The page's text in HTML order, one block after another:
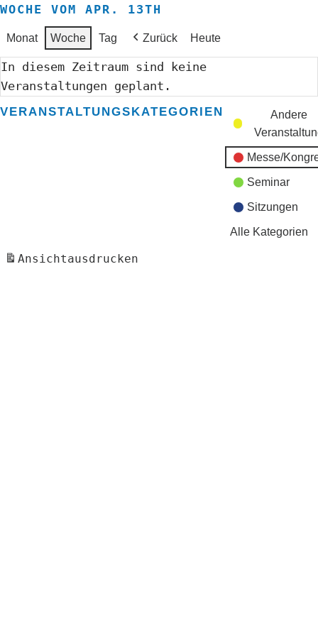
WOCHE VOM APR. 13TH
Monat Woche Tag Zurück Heute
In diesem Zeitraum sind keine
Veranstaltungen geplant.
VERANSTALTUNGSKATEGORIEN
Andere
Messe/
Seminar
Sitzungen
Alle Kategorien
Ansichtausdrucken